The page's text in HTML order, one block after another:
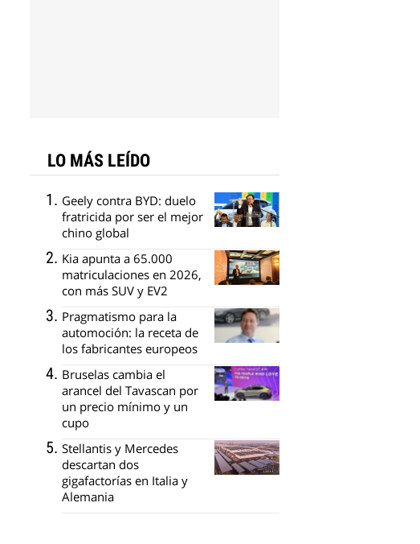
LO MÁS LEÍDO
Geely contra BYD: duelo
fratricida por ser el mejor
chino global
Kia apunta a 65.000
matriculaciones en 2026,
con más SUV y EV2
Pragmatismo para la
automoción: la receta de
los fabricantes europeos
Bruselas cambia el
arancel del Tavascan por
un precio mínimo y un
cupo
Stellantis y Mercedes
descartan dos
gigafactorías en Italia y
Alemania